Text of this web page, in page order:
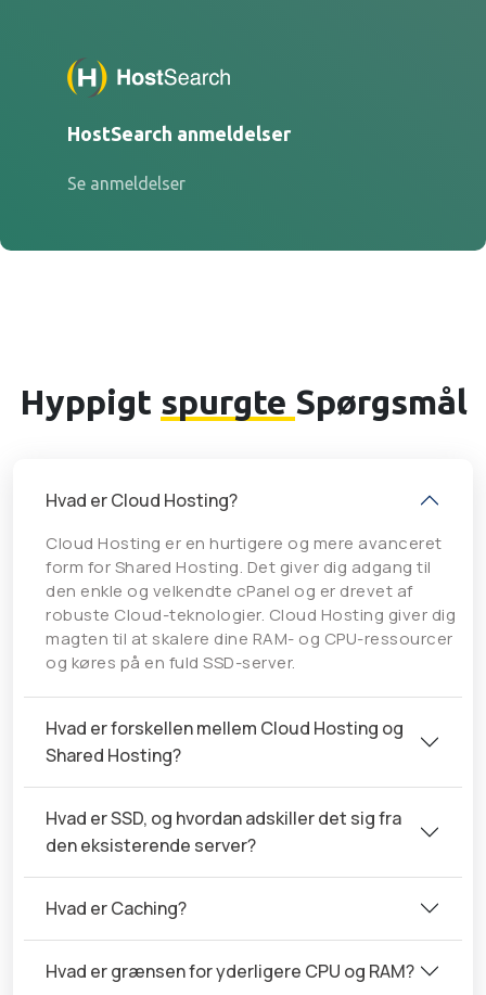
HostSearch anmeldelser
Se anmeldelser
Hyppigt spurgte Spørgsmål
Hvad er Cloud Hosting?
Cloud Hosting er en hurtigere og mere avanceret
form for Shared Hosting. Det giver dig adgang til
den enkle og velkendte cPanel og er drevet af
robuste Cloud-teknologier. Cloud Hosting giver dig
magten til at skalere dine RAM- og CPU-ressourcer
og køres på en fuld SSD-server.
Hvad er forskellen mellem Cloud Hosting og
Shared Hosting?
Hvad er SSD, og ​​hvordan adskiller det sig fra
den eksisterende server?
Hvad er Caching?
Hvad er grænsen for yderligere CPU og RAM?